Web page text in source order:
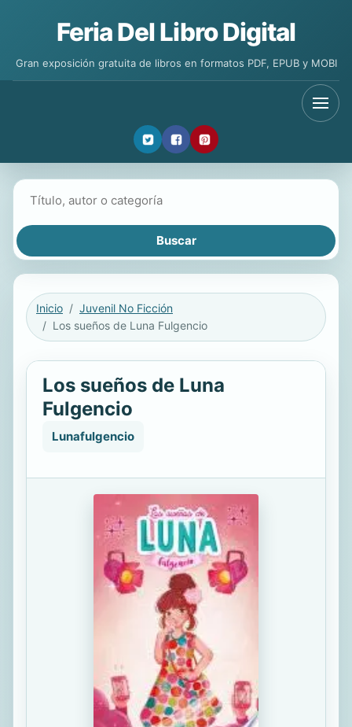
Feria Del Libro Digital
Gran exposición gratuita de libros en formatos PDF, EPUB y MOBI
Inicio
Juvenil No Ficción
Los sueños de Luna Fulgencio
Los sueños de Luna
Fulgencio
Lunafulgencio